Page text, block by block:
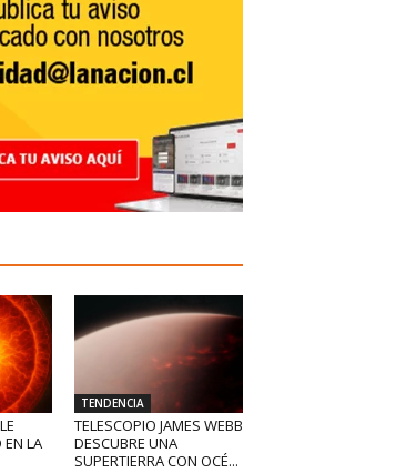
EN LA
TENDENCIA
TELESCOPIO JAMES WEBB
DESCUBRE UNA
SUPERTIERRA CON OCÉ...